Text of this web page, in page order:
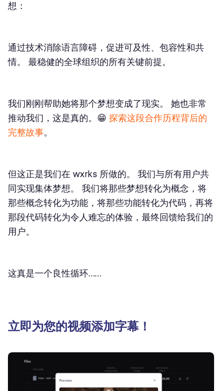
想：
通过技术消除语言障碍，促进可及性、包容性和共
情。 最稳健的全球组织的所有关键前提。
我们刚刚帮助她将那个梦想变成了现实。 她也非常
推动我们，这是真的。😁 探索这段合作历程背后的
完整故事。
但这正是我们在 wxrks 所做的。 我们与所有用户共
同实现集体梦想。 我们将那些梦想转化为概念，将
那些概念转化为功能，将那些功能转化为代码，再将
那段代码转化为令人难忘的体验，最终回馈给我们的
用户。
这真是一个良性循环……
立即为您的视频添加字幕！